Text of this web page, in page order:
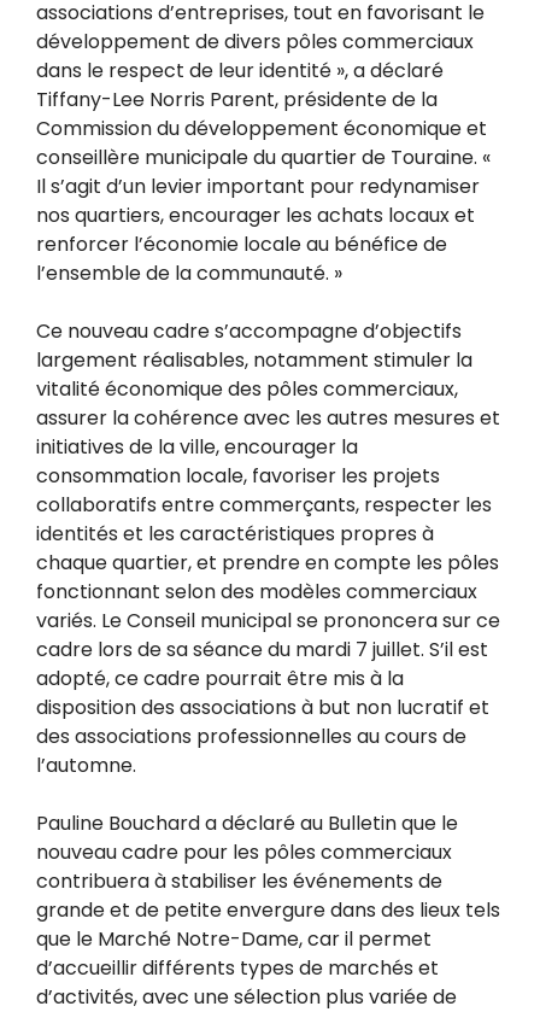
associations d’entreprises, tout en favorisant le
développement de divers pôles commerciaux
dans le respect de leur identité », a déclaré
Tiffany-Lee Norris Parent, présidente de la
Commission du développement économique et
conseillère municipale du quartier de Touraine. «
Il s’agit d’un levier important pour redynamiser
nos quartiers, encourager les achats locaux et
renforcer l’économie locale au bénéfice de
l’ensemble de la communauté. »
Ce nouveau cadre s’accompagne d’objectifs
largement réalisables, notamment stimuler la
vitalité économique des pôles commerciaux,
assurer la cohérence avec les autres mesures et
initiatives de la ville, encourager la
consommation locale, favoriser les projets
collaboratifs entre commerçants, respecter les
identités et les caractéristiques propres à
chaque quartier, et prendre en compte les pôles
fonctionnant selon des modèles commerciaux
variés. Le Conseil municipal se prononcera sur ce
cadre lors de sa séance du mardi 7 juillet. S’il est
adopté, ce cadre pourrait être mis à la
disposition des associations à but non lucratif et
des associations professionnelles au cours de
l’automne.
Pauline Bouchard a déclaré au Bulletin que le
nouveau cadre pour les pôles commerciaux
contribuera à stabiliser les événements de
grande et de petite envergure dans des lieux tels
que le Marché Notre-Dame, car il permet
d’accueillir différents types de marchés et
d’activités, avec une sélection plus variée de